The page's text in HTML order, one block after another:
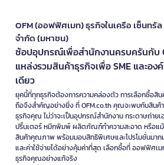
OFM (ออฟฟิศเมท) ธุรกิจในเครือ เซ็นทรั
จำกัด (มหาชน)
ช้อปอุปกรณ์เพื่อสำนักงานครบครันกับ
แหล่งรวมสินค้าธุรกิจเพื่อ SME และอ
เดียว
ยุคนี้ที่ทุกธุรกิจต้องการความคล่องตัว การเลือกซื้อสิ
ถือจึงสำคัญอย่างยิ่ง ที่ OFM.co.th คุณจะพบกับสินค้
ธุรกิจคุณ ไม่ว่าจะเป็นอุปกรณ์สำนักงาน กระดาษถ่ายเ
ปริ้นเตอร์ หมึกพิมพ์ ผลิตภัณฑ์ทำความสะอาด หรือแ
สินค้าคุณภาพ พร้อมมอบสิทธิพิเศษและโปรโมชั่นมาก
และค่าใช้จ่ายได้อย่างคุ้มค่าที่สุด เลือกซื้อที่ ออฟฟิศเ
ธุรกิจคุณอย่างแท้จริง